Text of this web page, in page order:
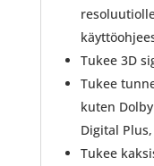
Tukee 3D
Tukee
kuten
Digital
Tukee